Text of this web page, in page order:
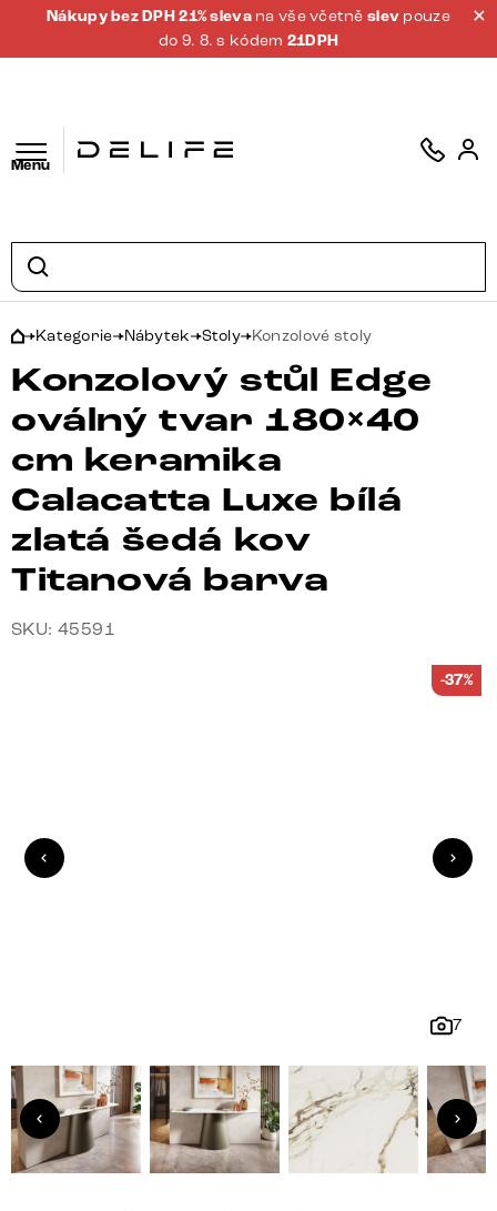
Nákupy bez DPH 21% sleva na vše včetněslev pouze
do 9. 8. s kódem 21DPH
Menu
Kategorie Nábytek Stoly Konzolové stoly
Konzolový stůl Edge
oválný tvar 180×40
cm keramika
Calacatta Luxe bílá
zlatá šedá kov
Titanová barva
SKU: 45591
7
-37%